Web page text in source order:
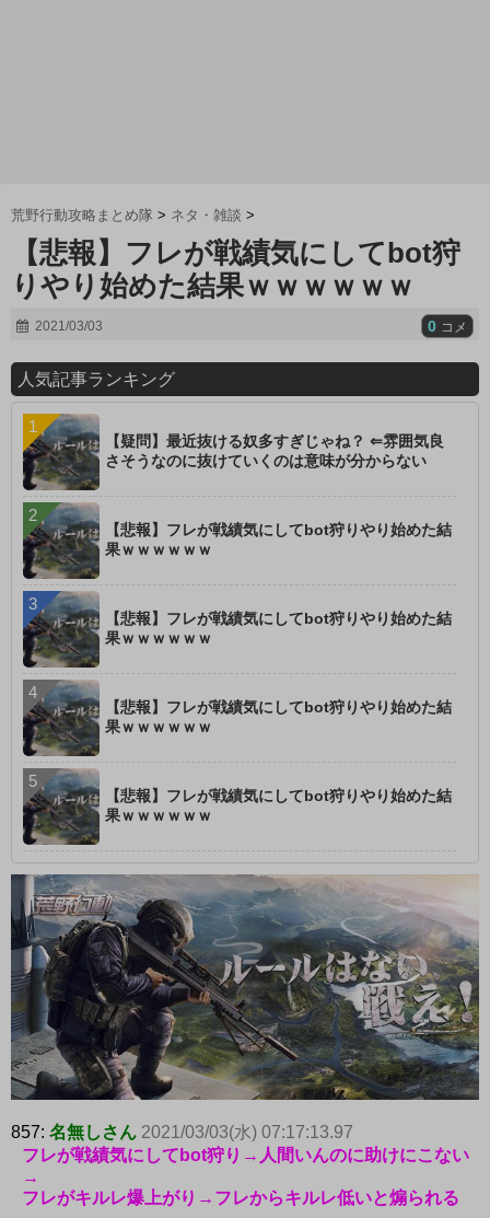
荒野行動攻略まとめ隊 > ネタ・雑談 >
【悲報】フレが戦績気にしてbot狩
りやり始めた結果ｗｗｗｗｗｗ
2021/03/03 0 コメ
人気記事ランキング
【疑問】最近抜ける奴多すぎじゃね？ ⇐雰囲気良
さそうなのに抜けていくのは意味が分からない
【悲報】フレが戦績気にしてbot狩りやり始めた結
果ｗｗｗｗｗｗ
【悲報】フレが戦績気にしてbot狩りやり始めた結
果ｗｗｗｗｗｗ
【悲報】フレが戦績気にしてbot狩りやり始めた結
果ｗｗｗｗｗｗ
【悲報】フレが戦績気にしてbot狩りやり始めた結
果ｗｗｗｗｗｗ
857: 名無しさん 2021/03/03(水) 07:17:13.97
フレが戦績気にしてbot狩り→人間いんのに助けにこない
→
フレがキルレ爆上がり→フレからキルレ低いと煽られる